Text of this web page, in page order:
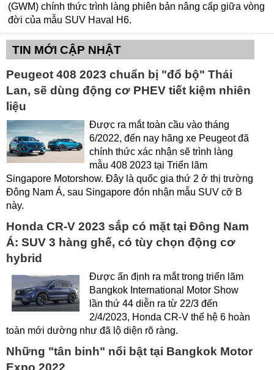
(GWM) chính thức trình làng phiên bản nâng cấp giữa vòng
đời của mẫu SUV Haval H6.
TIN MỚI CẬP NHẬT
Peugeot 408 2023 chuẩn bị "đổ bộ" Thái
Lan, sẽ dùng động cơ PHEV tiết kiệm nhiên
liệu
Được ra mắt toàn cầu vào tháng
6/2022, đến nay hãng xe Peugeot đã
chính thức xác nhận sẽ trình làng
mẫu 408 2023 tại Triển lãm
Singapore Motorshow. Đây là quốc gia thứ 2 ở thị trường
Đông Nam Á, sau Singapore đón nhận mẫu SUV cỡ B
này.
Honda CR-V 2023 sắp có mặt tại Đông Nam
Á: SUV 3 hàng ghế, có tùy chọn động cơ
hybrid
Được ấn định ra mắt trong triển lãm
Bangkok International Motor Show
lần thứ 44 diễn ra từ 22/3 đến
2/4/2023, Honda CR-V thế hệ 6 hoàn
toàn mới dường như đã lộ diện rõ ràng.
Những "tân binh" nổi bật tại Bangkok Motor
Expo 2022